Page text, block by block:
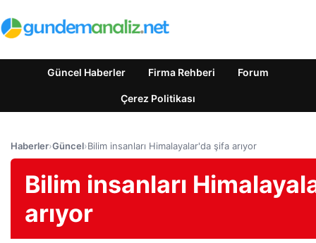
Güncel Haberler Firma Rehberi Forum
Çerez Politikası
Haberler›Güncel›Bilim insanları Himalayalar'da şifa arıyor
Bilim insanları
arıyor